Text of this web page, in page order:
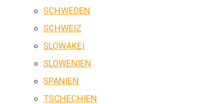
SCHWEDEN
SCHWEIZ
SLOWAKEI
SLOWENIEN
SPANIEN
TSCHECHIEN